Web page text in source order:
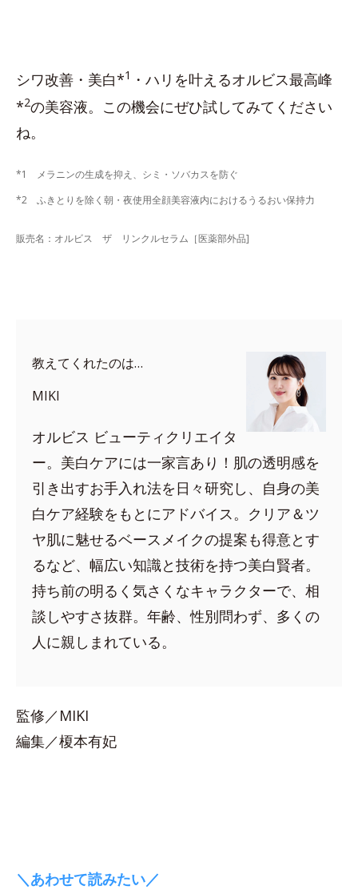
シワ改善・美白*1 ・ハリを叶えるオルビス最高峰
*2の美容液。この機会にぜひ試してみてください
ね。
*1 メラニンの生成を抑え、シミ・ソバカスを防ぐ
*2 ふきとりを除く朝・夜使用全顔美容液内におけるうるおい保持力
販売名：オルビス ザ リンクルセラム［医薬部外品]
教えてくれたのは…
MIKI
オルビス ビューティクリエイタ
ー。美白ケアには一家言あり！肌の透明感を
引き出すお手入れ法を日々研究し、自身の美
白ケア経験をもとにアドバイス。クリア＆ツ
ヤ肌に魅せるベースメイクの提案も得意とす
るなど、幅広い知識と技術を持つ美白賢者。
持ち前の明るく気さくなキャラクターで、相
談しやすさ抜群。年齢、性別問わず、多くの
人に親しまれている。
監修／MIKI
編集／榎本有妃
＼あわせて読みたい／